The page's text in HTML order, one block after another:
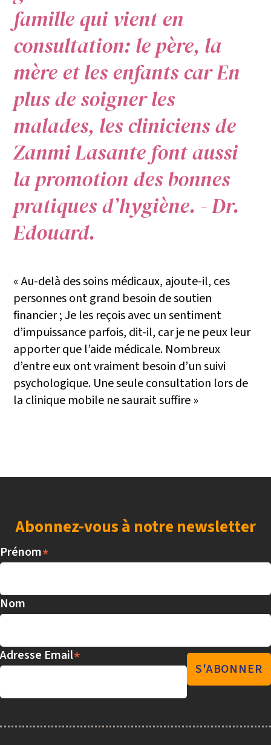
famille qui vient en
consultation: le père, la
mère et les enfants car En
plus de soigner les
malades, les cliniciens de
Zanmi Lasante font aussi
la promotion des bonnes
pratiques d’hygiène. - Dr.
Edouard.
« Au-delà des soins médicaux, ajoute-il, ces
personnes ont grand besoin de soutien
financier ; Je les reçois avec un sentiment
d’impuissance parfois, dit-il, car je ne peux leur
apporter que l’aide médicale. Nombreux
d’entre eux ont vraiment besoin d’un suivi
psychologique. Une seule consultation lors de
la clinique mobile ne saurait suffire »
Abonnez-vous à notre newsletter
Prénom*
Nom
Adresse Email*